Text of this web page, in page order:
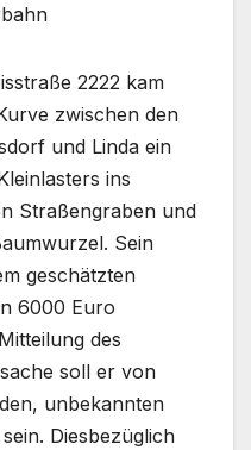
2222 kam
zwischen den
und Linda ein
ins
Straßengraben und
Sein
geschätzten
6000 Euro
des
soll er von
unbekannten
Diesbezüglich